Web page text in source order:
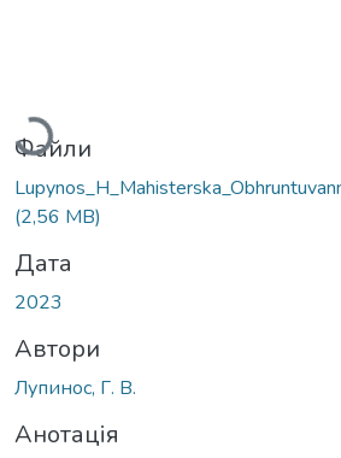
Вантажиться...
Файли
(2,56 MB)
Дата
2023
Автори
Лупинос, Г. В.
Анотація